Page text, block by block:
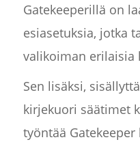
Gatekeeperillä on
esiasetuksia, jotka
valikoiman erilaisia
Sen lisäksi,
kirjekuori säätimet
työntää